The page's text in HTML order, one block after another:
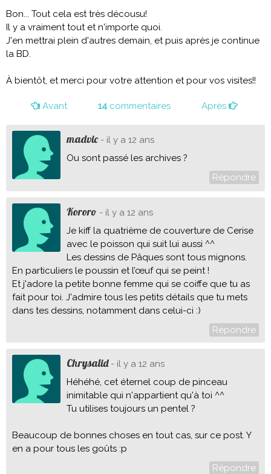
Bon... Tout cela est très décousu!
Il y a vraiment tout et n'importe quoi.
J'en mettrai plein d'autres demain, et puis après je continue
la BD.
À bientôt, et merci pour votre attention et pour vos visites!!
Avant 14commentaires Après
madvic- il y a 12 ans
Ou sont passé les archives ?
Répondre
Kororo - il y a 12 ans
Je kiff la quatrième de couverture de Cerise
avec le poisson qui suit lui aussi ^^
Les dessins de Pâques sont tous mignons.
En particuliers le poussin et l’œuf qui se peint !
Et j'adore la petite bonne femme qui se coiffe que tu as
fait pour toi. J'admire tous les petits détails que tu mets
dans tes dessins, notamment dans celui-ci :)
Répondre
Chrysalid- il y a 12 ans
Héhéhé, cet éternel coup de pinceau
inimitable qui n'appartient qu'à toi ^^
Tu utilises toujours un pentel ?
Beaucoup de bonnes choses en tout cas, sur ce post. Y
en a pour tous les goûts :p
Répondre